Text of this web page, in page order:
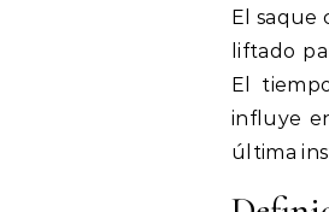
El saque
liftado
El
influye
última